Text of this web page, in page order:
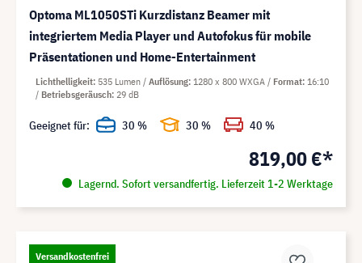
Optoma ML1050STi Kurzdistanz Beamer mit
integriertem Media Player und Autofokus für mobile
Präsentationen und Home-Entertainment
819,00 €*
Lagernd. Sofort versandfertig. Lieferzeit 1-2 Werktage
Lichthelligkeit 535 Lumen Auflösung 1280 x 800 WXGA Format 16:10
Betriebsgeräusch 29 dB
Geeignet für: 30 % 30 % 40 %
Versandkostenfrei